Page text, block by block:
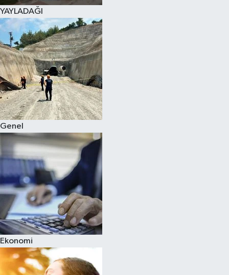
YAYLADAĞI
Genel
Ekonomi